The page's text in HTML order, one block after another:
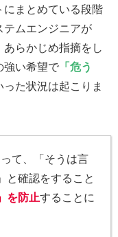
にまとめている段階
テムエンジニアが
あらかじめ指摘をし
強い希望で 「危う
った状況は起こりま
て、「そうは言
と確認をすること
を防止することに